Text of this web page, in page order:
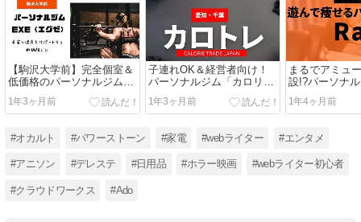
【駒沢大学前】完全個室＆
低価格のパーソナルジム
「EXE」
1年3ヶ月前
子連れOK＆経営者向け！
パーソナルジム「カロリー
トレードジャパン」
1年3ヶ月前
まるでアミュ
設!?パーソナ
1年4ヶ月前
#オカルト #パワーストーン #家電 #webライター #エンタメ
#アニソン #デレステ #日用品 #ホラー映画 #webライター初心者
#クラウドワークス #Ado